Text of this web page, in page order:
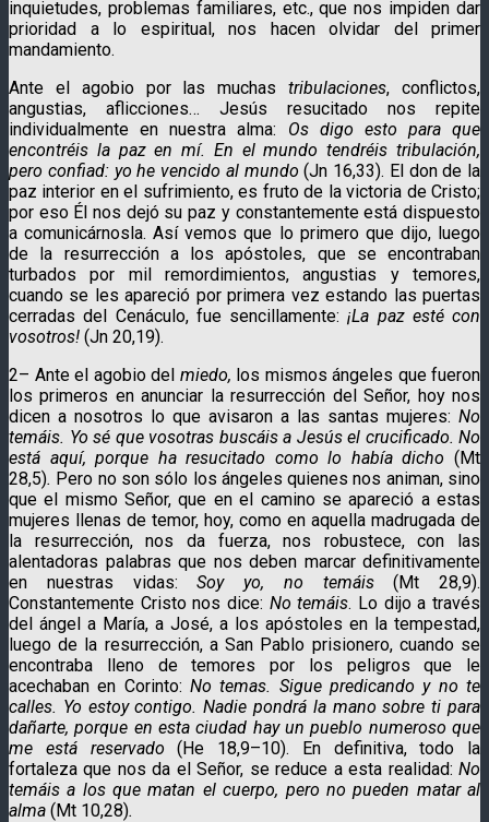
inquietudes, problemas familiares, etc., que nos impiden dar
prioridad a lo espiritual, nos hacen olvidar del primer
mandamiento.
Ante el agobio por las muchastribulaciones, conflictos,
angustias, aflicciones… Jesús resucitado nos repite
individualmente en nuestra alma: Os digo esto para que
encontréis la paz en mí. En el mundo tendréis tribulación,
pero confiad: yo he vencido al mundo (Jn 16,33). El don de la
paz interior en el sufrimiento, es fruto de la victoria de Cristo;
por eso Él nos dejó su paz y constantemente está dispuesto
a comunicárnosla. Así vemos que lo primero que dijo, luego
de la resurrección a los apóstoles, que se encontraban
turbados por mil remordimientos, angustias y temores,
cuando se les apareció por primera vez estando las puertas
cerradas del Cenáculo, fue sencillamente:¡La paz esté con
vosotros! (Jn 20,19).
2– Ante el agobio del miedo, los mismos ángeles que fueron
los primeros en anunciar la resurrección del Señor, hoy nos
dicen a nosotros lo que avisaron a las santas mujeres: No
temáis. Yo sé que vosotras buscáis a Jesús el crucificado. No
está aquí, porque ha resucitado como lo había dicho (Mt
28,5). Pero no son sólo los ángeles quienes nos animan, sino
que el mismo Señor, que en el camino se apareció a estas
mujeres llenas de temor, hoy, como en aquella madrugada de
la resurrección, nos da fuerza, nos robustece, con las
alentadoras palabras que nos deben marcar definitivamente
en nuestras vidas:Soy yo, no temáis(Mt 28,9).
Constantemente Cristo nos dice: No temáis. Lo dijo a través
del ángel a María, a José, a los apóstoles en la tempestad,
luego de la resurrección, a San Pablo prisionero, cuando se
encontraba lleno de temores por los peligros que le
acechaban en Corinto: No temas. Sigue predicando y no te
calles. Yo estoy contigo. Nadie pondrá la mano sobre ti para
dañarte, porque en esta ciudad hay un pueblo numeroso que
me está reservado (He 18,9–10). En definitiva, todo la
fortaleza que nos da el Señor, se reduce a esta realidad: No
temáis a los que matan el cuerpo, pero no pueden matar al
alma (Mt 10,28).